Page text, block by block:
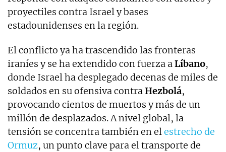
proyectiles contra Israel y bases
estadounidenses en la región.
El conflicto ya ha trascendido las fronteras
iraníes y se ha extendido con fuerza aLíbano,
donde Israel ha desplegado decenas de miles de
soldados en su ofensiva contraHezbolá,
provocando cientos de muertos y más de un
millón de desplazados. A nivel global, la
tensión se concentra también en elestrecho de
Ormuz, un punto clave para el transporte de